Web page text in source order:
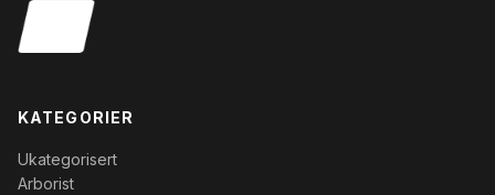
KATEGORIER
Ukategorisert
Arborist